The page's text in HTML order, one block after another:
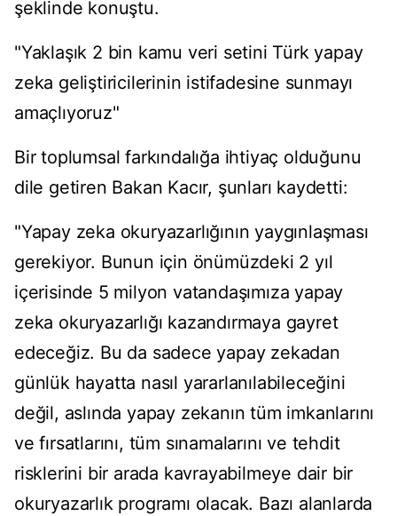
şeklinde konuştu.
"Yaklaşık 2 bin kamu veri setini Türk yapay
zeka geliştiricilerinin istifadesine sunmayı
amaçlıyoruz"
Bir toplumsal farkındalığa ihtiyaç olduğunu
dile getiren Bakan Kacır, şunları kaydetti:
"Yapay zeka okuryazarlığının yaygınlaşması
gerekiyor. Bunun için önümüzdeki 2 yıl
içerisinde 5 milyon vatandaşımıza yapay
zeka okuryazarlığı kazandırmaya gayret
edeceğiz. Bu da sadece yapay zekadan
günlük hayatta nasıl yararlanılabileceğini
değil, aslında yapay zekanın tüm imkanlarını
ve fırsatlarını, tüm sınamalarını ve tehdit
risklerini bir arada kavrayabilmeye dair bir
okuryazarlık programı olacak. Bazı alanlarda